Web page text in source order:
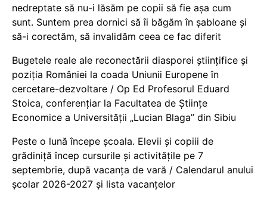
nedreptate să nu-i lăsăm pe copii să fie așa cum
sunt. Suntem prea dornici să îi băgăm în șabloane și
să-i corectăm, să invalidăm ceea ce fac diferit
Bugetele reale ale reconectării diasporei științifice și
poziția României la coada Uniunii Europene în
cercetare-dezvoltare / Op Ed Profesorul Eduard
Stoica, conferențiar la Facultatea de Științe
Economice a Universității „Lucian Blaga” din Sibiu
Peste o lună începe școala. Elevii și copiii de
grădiniță încep cursurile și activitățile pe 7
septembrie, după vacanța de vară / Calendarul anului
școlar 2026-2027 și lista vacanțelor